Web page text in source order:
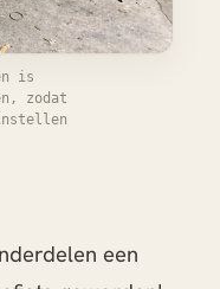
is
zodat
een